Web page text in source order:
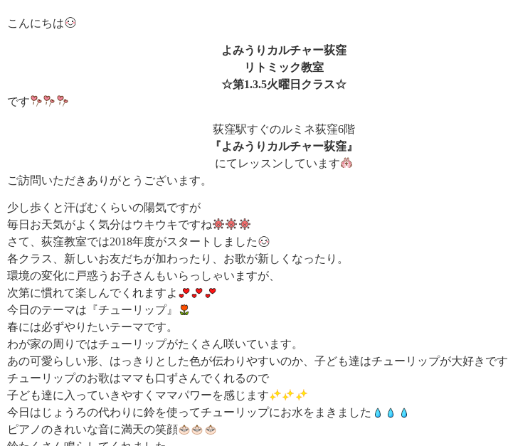
こんにちは
よみうりカルチャー荻窪
リトミック教室
☆第1.3.5火曜日クラス☆
です
荻窪駅すぐのルミネ荻窪6階
『よみうりカルチャー荻窪』
にてレッスンしています
ご訪問いただきありがとうございます。
少し歩くと汗ばむくらいの陽気ですが
毎日お天気がよく気分はウキウキですね
さて、荻窪教室では2018年度がスタートしました
各クラス、新しいお友だちが加わったり、お歌が新しくなったり。
環境の変化に戸惑うお子さんもいらっしゃいますが、
次第に慣れて楽しんでくれますよ
今日のテーマは『チューリップ』
春には必ずやりたいテーマです。
わが家の周りではチューリップがたくさん咲いています。
あの可愛らしい形、はっきりとした色が伝わりやすいのか、子ども達はチューリップが大好きです
チューリップのお歌はママも口ずさんでくれるので
子ども達に入っていきやすくママパワーを感じます
今日はじょうろの代わりに鈴を使ってチューリップにお水をまきました
ピアノのきれいな音に満天の笑顔